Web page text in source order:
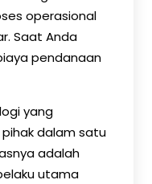
operasional
Saat Anda
pendanaan
yang
dalam satu
adalah
utama